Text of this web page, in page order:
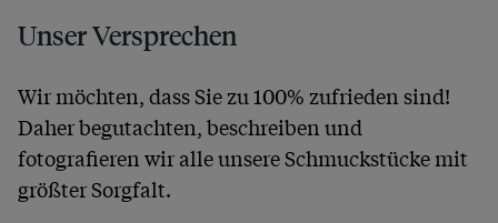
Unser Versprechen
Wir möchten, dass Sie zu 100% zufrieden sind!
Daher begutachten, beschreiben und
fotografieren wir alle unsere Schmuckstücke mit
größter Sorgfalt.